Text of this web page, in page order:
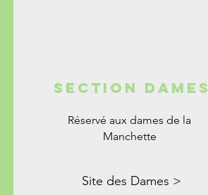
Section dames
Réservé aux dames de la
Manchette
Site des Dames >